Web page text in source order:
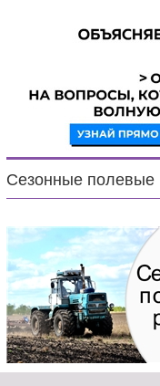
Сезонные полевые